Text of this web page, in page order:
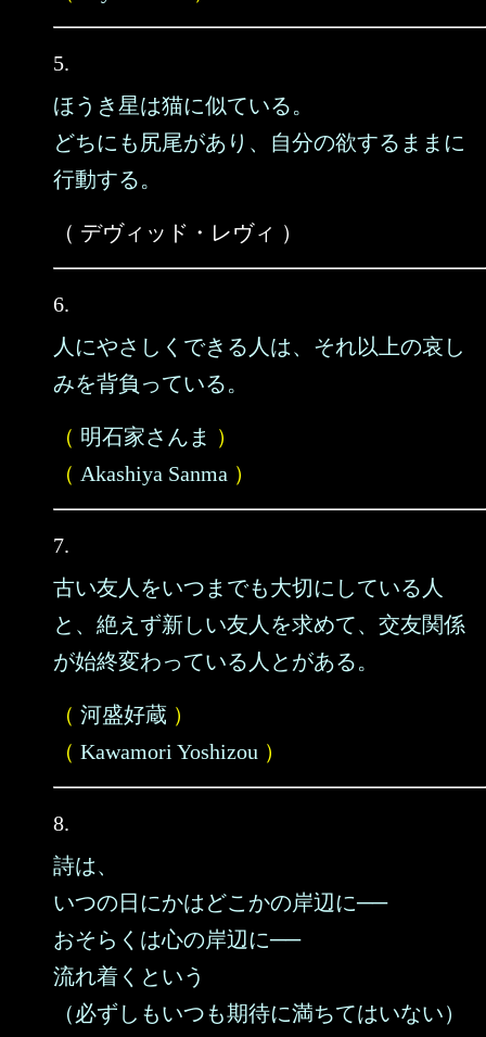
5.
ほうき星は猫に似ている。
どちにも尻尾があり、自分の欲するままに
行動する。
（ デヴィッド・レヴィ ）
6.
人にやさしくできる人は、それ以上の哀し
みを背負っている。
（ 明石家さんま ）
（ Akashiya Sanma ）
7.
古い友人をいつまでも大切にしている人
と、絶えず新しい友人を求めて、交友関係
が始終変わっている人とがある。
（ 河盛好蔵 ）
（ Kawamori Yoshizou ）
8.
詩は、
いつの日にかはどこかの岸辺に──
おそらくは心の岸辺に──
流れ着くという
（必ずしもいつも期待に満ちてはいない）